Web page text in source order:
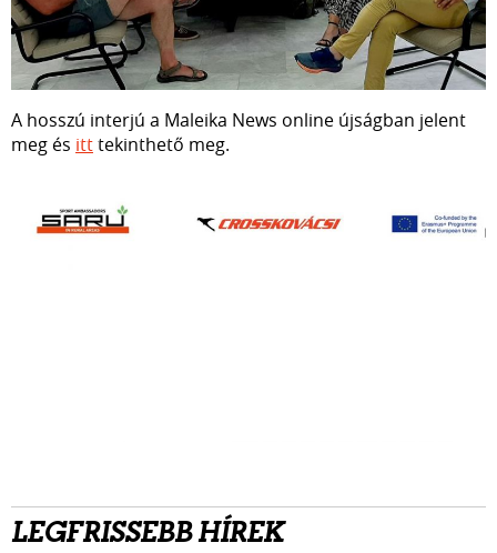
A hosszú interjú a Maleika News online újságban jelent
meg és itttekinthető meg.
LEGFRISSEBB HÍREK